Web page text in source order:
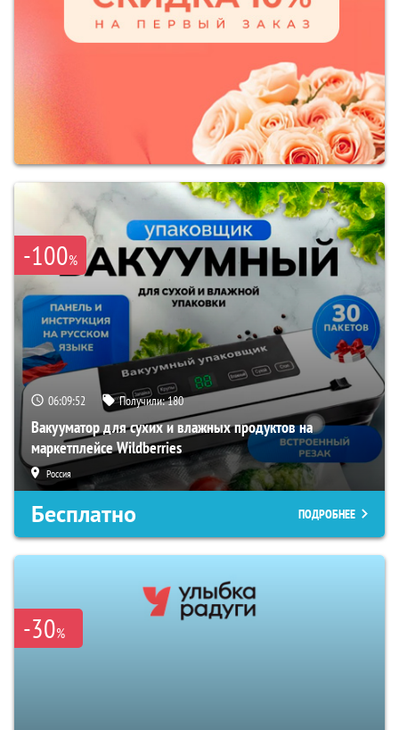
-100%
06:09:51 Получили:180
Вакууматор для сухих и влажных продуктов на
маркетплейсе Wildberries
Россия
Бесплатно ПОДРОБНЕЕ
-30%